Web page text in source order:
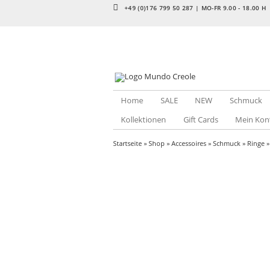
+49 (0)176 799 50 287 | MO-FR 9.00 - 18.00 H
Home SALE NEW Schmuck
Kollektionen
Gift Cards Mein
Startseite » Shop » Accessoires » Schmuck » Ringe